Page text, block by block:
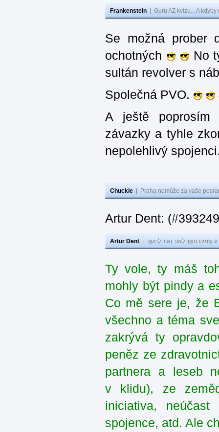
Frankenstein Guru AZ kvízu... A
Se možná prober
ochotných
No
sultán revolver s
Společná PVO.
A ještě poprosím
závazky a tyhle
nepolehlivý
Chuckie Praha nemůže za vaše
Artur Dent:
Artur Dent שָׂמִים חֹשֶׁךְ לְאוֹר וְאוֹר לְחֹשֶׁךְ
Ty vole, ty máš
mohly být pindy a
Co mě sere je, že
všechno a téma
zakrývá ty
peněz ze
partnera a leseb
v klidu), ze
iniciativa,
spojence, atd. Ale